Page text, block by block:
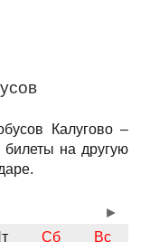
Калугово –
билеты на другую
Сб
Вс
►